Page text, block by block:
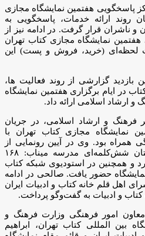
پاسخگویی هفتمین نمایشگاه مجازی
روند ارائه خدمات، پاسخگویی به
و ناشران قرار گرفت. در ادامه نیز از
هفتمین نمایشگاه مجازی کتاب تهران
لحظه‌ای (خرید، فروش و پست) این
بازدید گزارشی از روند فعالیت ها،
در ایام برگزاری هفتمین نمایشگاه
و ارشاد اسلامی ارائه داد.
و ارشاد اسلامی، در جریان
نمایشگاه مجازی کتاب تهران با
همراه بود. وی در آیین رونمایی از
پوستر «جایزه بین‌المللی داستان شش‌کلمه‌ای مدرسه میناب: ۱۶۸
و همچنین در استودیوی شبکه کتاب
حضور یافت. صالحی در ادامه
اهل قلم خانه کتاب و ادبیات ایران
و ادبیات به گفت‌وگو پرداخت.
امور فرهنگی وزارت فرهنگ و
بین المللی کتاب تهران، ابراهیم